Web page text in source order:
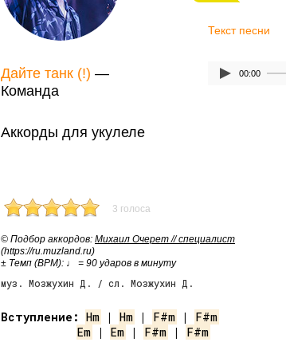
Дайте танк (!) —
Команда
Текст песни
00:00
Аккорды для укулеле
3 голоса
© Подбор аккордов: Михаил Очерет // специалист
(https://ru.muzland.ru)
± Темп (BPM): ♩ = 90 ударов в минуту
муз. Мозжухин Д. / сл. Мозжухин Д.
Вступление: Hm | Hm | F#m | F#m
Em | Em | F#m | F#m